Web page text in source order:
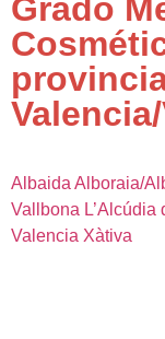
Grado
Albaida Alboraia/
Vallbona
Valencia Xàtiva